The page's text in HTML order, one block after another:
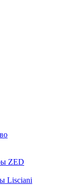
ZED
Lisciani